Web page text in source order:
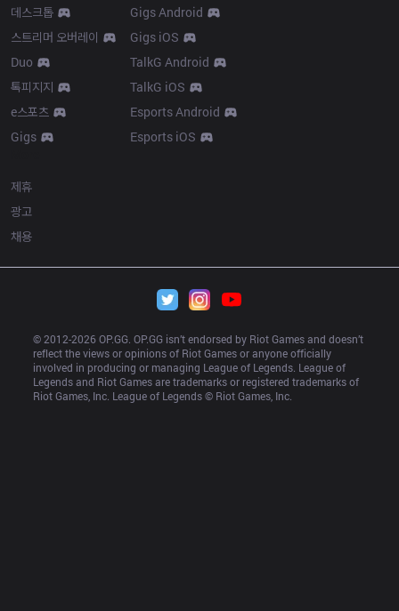
데스크톱
스트리머 오버레이
Duo
톡피지지
e스포츠
Gigs
Gigs Android
Gigs iOS
TalkG Android
TalkG iOS
Esports Android
Esports iOS
제휴
광고
채용
© 2012-2026 OP.GG. OP.GG isn’t endorsed by Riot Games and doesn’t
reflect the views or opinions of Riot Games or anyone officially
involved in producing or managing League of Legends. League of
Legends and Riot Games are trademarks or registered trademarks of
Riot Games, Inc. League of Legends © Riot Games, Inc.